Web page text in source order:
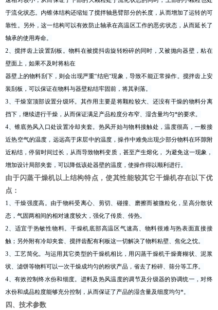
于流化状态。内锥体结构还缩短了搅拌轴悬臂部分的长度，从而增加了运转的可
靠性。另外，这一结构可以有效防止轴承在高温区工作的恶劣状态，从而延长了
轴承的使用寿命。
2、搅拌齿上设置刮板。物料在被搅抖齿旋转粉碎的同时，又被抛向器壁，粘在
壁面上，如果不及时将粘在
器壁上的物料刮下，则会出现严重“结疤“现象，导致不能正常操作。搅拌齿上安
装刮板，可以保证在物料与器壁粘结牢固前，将其剥落。
3、干燥室顶部设置分级环。其作用主要是将颗粒较大、还没有干燥的物料分离
挡下，继续进行干燥，从而保证满足产品粒度分布窄、湿含量均匀*的要求。
4、锥底热风入口处设置冷却夹套。热风开始与物料接触处，温度很高，一般接
近热空气的温度，远远高于床层中的温度，操作中难免出现少部分物料在环隙附
近粘结，停留时间过长，从而导致物料变质，甚至产生熔化， 为避免这一现象，
增加设计局部夹套，可以降低该处器壁的温度，使操作得以顺利进行。
由于闪蒸干燥机以上结构特点，使其性能较其它干燥机存在以下优
点：
1、干燥强度高。由于物科受离心、剪切、碰撞、磨擦而被微粒化，呈高分散状
态，气固两相间的相对速度较大，强化了传质、传热。
2、适宜于热敏性物料。干燥机底部高温区气速高、物料很难与热表面直接接
触；另外附有冷却夹套、搅拌齿配有利板这一切解决了物料粘壁、焦化之忱。
3、工艺简化。与运用其它类型的干燥机相比，用闪蒸干燥机干燥膏糊状、泥浆
状、滤饼等物料可以一次干燥成均匀的粉状产品，省去了粉碎、筛分等工序。
4、有效控制终水份和细度。进料及热风温度的调节及分级器的协调统一，对终
水份和成品粒度能够充分控制，从而保证了产品的湿含量及细度均匀*。
四、技术参数